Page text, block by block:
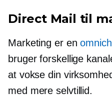
Direct Mail til
Marketing er en
bruger forskellige
at vokse din
med mere selvtillid.